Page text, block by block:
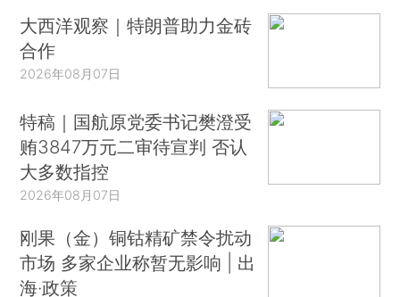
大西洋观察｜特朗普助力金砖
合作
2026年08月07日
特稿｜国航原党委书记樊澄受
贿3847万元二审待宣判 否认
大多数指控
2026年08月07日
刚果（金）铜钴精矿禁令扰动
市场 多家企业称暂无影响 | 出
海·政策